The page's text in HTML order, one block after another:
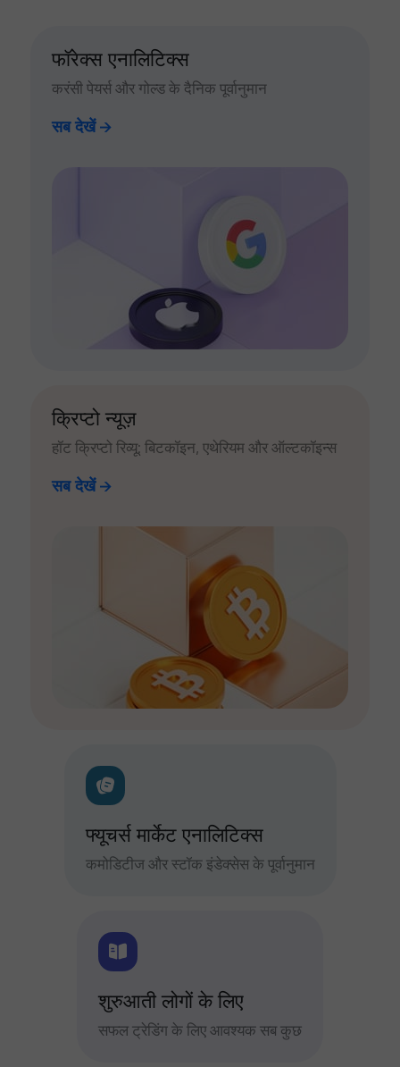
फॉरेक्स एनालिटिक्स
करंसी पेयर्स और गोल्ड के दैनिक पूर्वानुमान
सब देखें
क्रिप्टो न्यूज़
हॉट क्रिप्टो रिव्यू: बिटकॉइन, एथेरियम और ऑल्टकॉइन्स
सब देखें
फ्यूचर्स मार्केट एनालिटिक्स
कमोडिटीज और स्टॉक इंडेक्सेस के पूर्वानुमान
शुरुआती लोगों के लिए
सफल ट्रेडिंग के लिए आवश्यक सब कुछ